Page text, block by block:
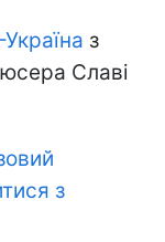
з
Славі
з